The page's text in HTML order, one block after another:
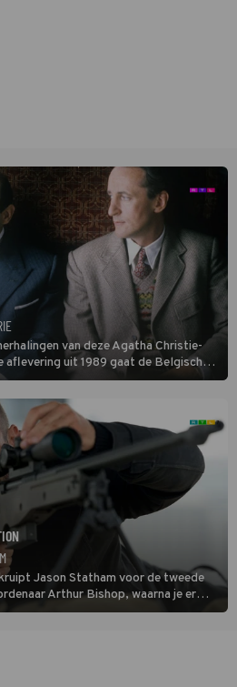
van deze Agatha Christie-
uit 1989 gaat de Belgische
kok. Poirot raakt al snel
(HH)
Jason Statham voor de tweede
Arthur Bishop, waarna je er
van Bishops geplande pensioen niet